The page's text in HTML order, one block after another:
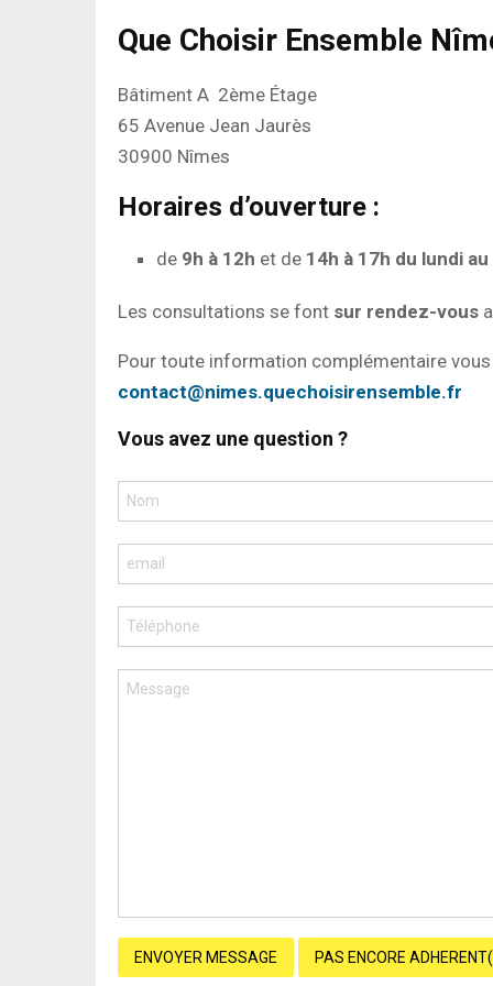
Que Choisir Ensemble
Bâtiment A 2ème Étage
65 Avenue Jean Jaurès
30900 Nîmes
Horaires d’ouverture :
de 9h à 12h et de 14h à 17h du lundi
Les consultations se font sur rendez-vous
Pour toute information complémentaire
contact@nimes.quechoisirensemble.fr
Vous avez une question ?
ENVOYER MESSAGE PAS ENCORE